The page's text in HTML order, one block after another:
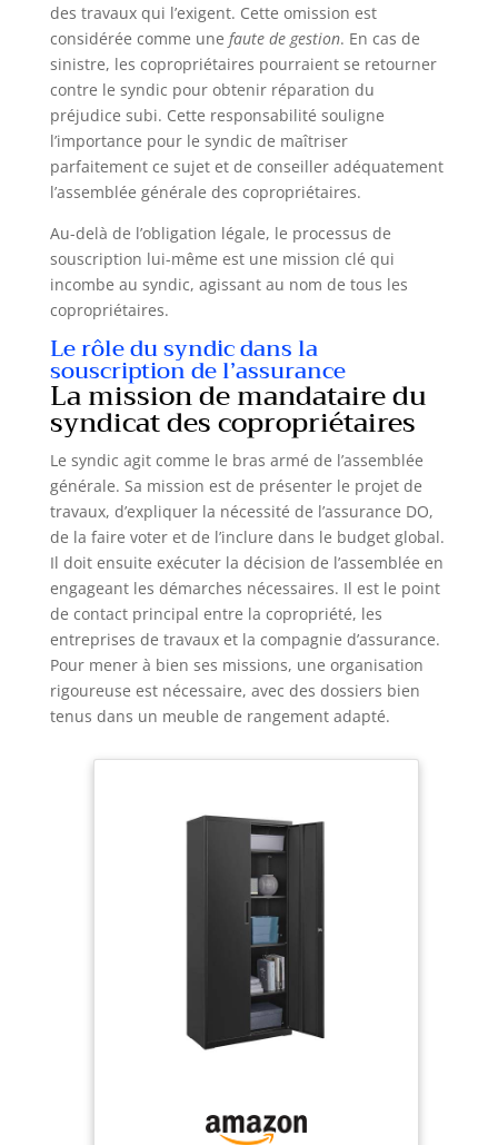
des travaux qui l’exigent. Cette omission est
considérée comme une faute de gestion. En cas de
sinistre, les copropriétaires pourraient se retourner
contre le syndic pour obtenir réparation du
préjudice subi. Cette responsabilité souligne
l’importance pour le syndic de maîtriser
parfaitement ce sujet et de conseiller adéquatement
l’assemblée générale des copropriétaires.
Au-delà de l’obligation légale, le processus de
souscription lui-même est une mission clé qui
incombe au syndic, agissant au nom de tous les
copropriétaires.
Le rôle du syndic dans la
souscription de l’assurance
La mission de mandataire du
syndicat des copropriétaires
Le syndic agit comme le bras armé de l’assemblée
générale. Sa mission est de présenter le projet de
travaux, d’expliquer la nécessité de l’assurance DO,
de la faire voter et de l’inclure dans le budget global.
Il doit ensuite exécuter la décision de l’assemblée en
engageant les démarches nécessaires. Il est le point
de contact principal entre la copropriété, les
entreprises de travaux et la compagnie d’assurance.
Pour mener à bien ses missions, une organisation
rigoureuse est nécessaire, avec des dossiers bien
tenus dans un meuble de rangement adapté.